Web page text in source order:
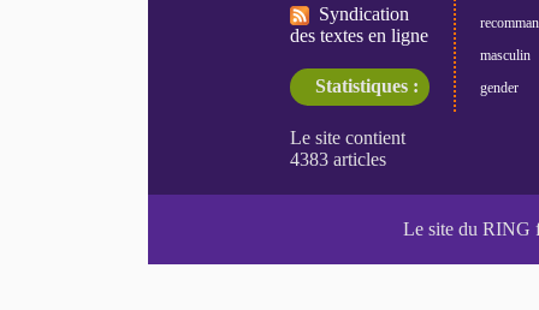
Syndication
des textes en ligne
Statistiques :
masculin
gender
Le site du RING